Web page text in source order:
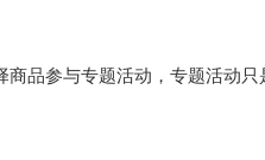
商品参与专题活动，专题活动